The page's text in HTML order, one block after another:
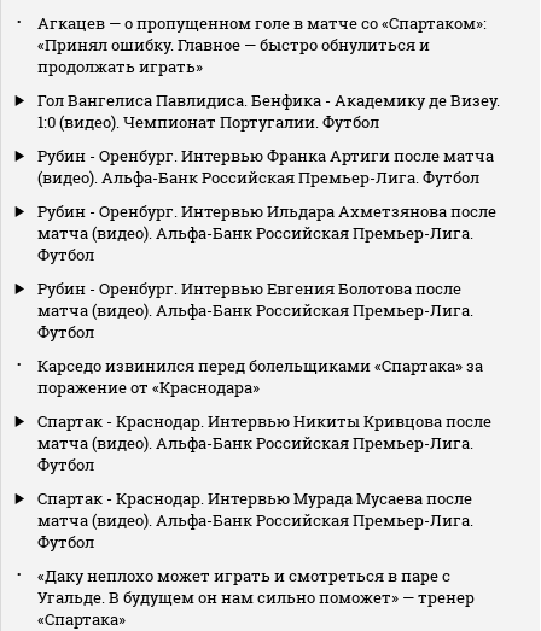
Агкацев — о пропущенном голе в матче со «Спартаком»:
«Принял ошибку. Главное — быстро обнулиться и
продолжать играть»
Гол Вангелиса Павлидиса. Бенфика - Академику де Визеу.
1:0 (видео). Чемпионат Португалии. Футбол
Рубин - Оренбург. Интервью Франка Артиги после матча
(видео). Альфа-Банк Российская Премьер-Лига. Футбол
Рубин - Оренбург. Интервью Ильдара Ахметзянова после
матча (видео). Альфа-Банк Российская Премьер-Лига.
Футбол
Рубин - Оренбург. Интервью Евгения Болотова после
матча (видео). Альфа-Банк Российская Премьер-Лига.
Футбол
Карседо извинился перед болельщиками «Спартака» за
поражение от «Краснодара»
Спартак - Краснодар. Интервью Никиты Кривцова после
матча (видео). Альфа-Банк Российская Премьер-Лига.
Футбол
Спартак - Краснодар. Интервью Мурада Мусаева после
матча (видео). Альфа-Банк Российская Премьер-Лига.
Футбол
«Даку неплохо может играть и смотреться в паре с
Угальде. В будущем он нам сильно поможет» — тренер
«Спартака»